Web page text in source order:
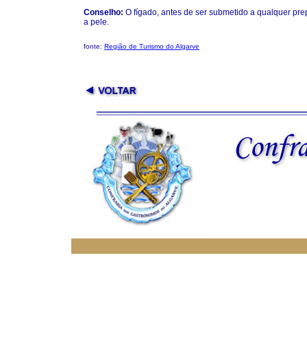
Conselho: O fígado, antes de ser submetido a qualquer
a pele.
fonte: Região de Turismo do Algarve